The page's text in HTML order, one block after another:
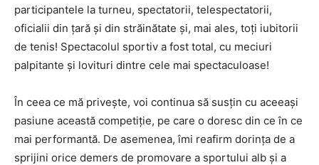
participantele la turneu, spectatorii, telespectatorii,
oficialii din țară și din străinătate și, mai ales, toți iubitorii
de tenis! Spectacolul sportiv a fost total, cu meciuri
palpitante și lovituri dintre cele mai spectaculoase!
În ceea ce mă privește, voi continua să susțin cu aceeași
pasiune această competiție, pe care o doresc din ce în ce
mai performantă. De asemenea, îmi reafirm dorința de a
sprijini orice demers de promovare a sportului alb și a